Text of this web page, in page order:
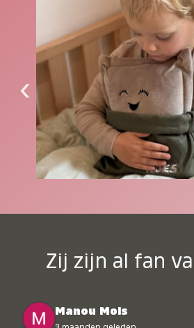
‹
Zij zijn al fan
Manou Mols